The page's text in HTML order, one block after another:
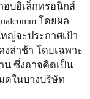
บอิเล็กทรอนิกส์
โดยผล
ญ่จะประกาศเป้า
ล่าช้า โดยเฉพาะ
น ซึ่งอาจคิดเป็น
ดในบางบริษัท